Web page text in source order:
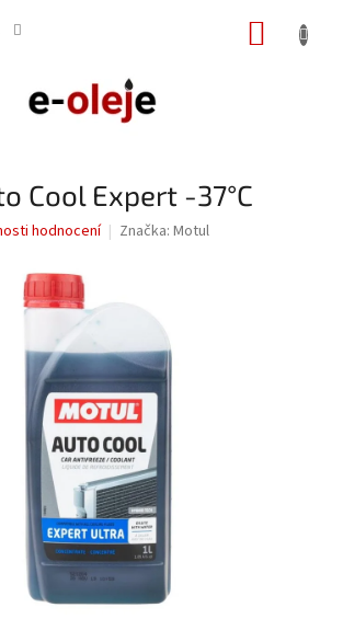
Cool Expert -37°C
hodnocení Značka: Motul